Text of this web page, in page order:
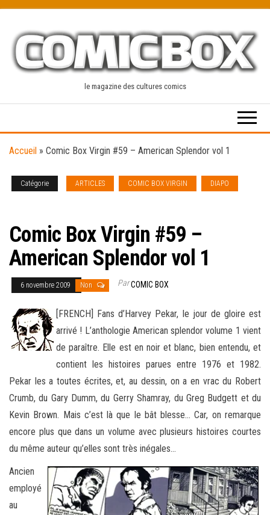
content
le magazine des cultures comics
Accueil » Comic Box Virgin #59 – American Splendor vol 1
Catégorie ARTICLES COMIC BOX VIRGIN
DIAPO
Comic Box Virgin #59 –
American Splendor vol 1
6 novembre 2009 Non ParCOMIC BOX
[FRENCH] Fans d’Harvey Pekar, le jour de gloire est
arrivé ! L’anthologie American splendor volume 1 vient
de paraître. Elle est en noir et blanc, bien entendu, et
contient les histoires parues entre 1976 et 1982.
Pekar les a toutes écrites, et, au dessin, on a en vrac du Robert
Crumb, du Gary Dumm, du Gerry Shamray, du Greg Budgett et du
Kevin Brown. Mais c’est là que le bât blesse… Car, on remarque
encore plus que dans un volume avec plusieurs histoires courtes
du même auteur qu’elles sont très inégales…
Ancien
employé
au